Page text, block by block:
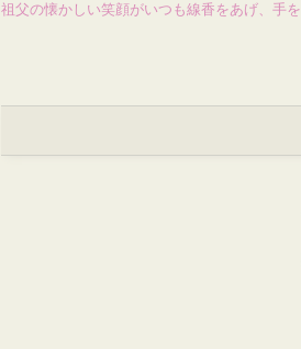
祖父の懐かしい笑顔がいつも線香をあげ、手